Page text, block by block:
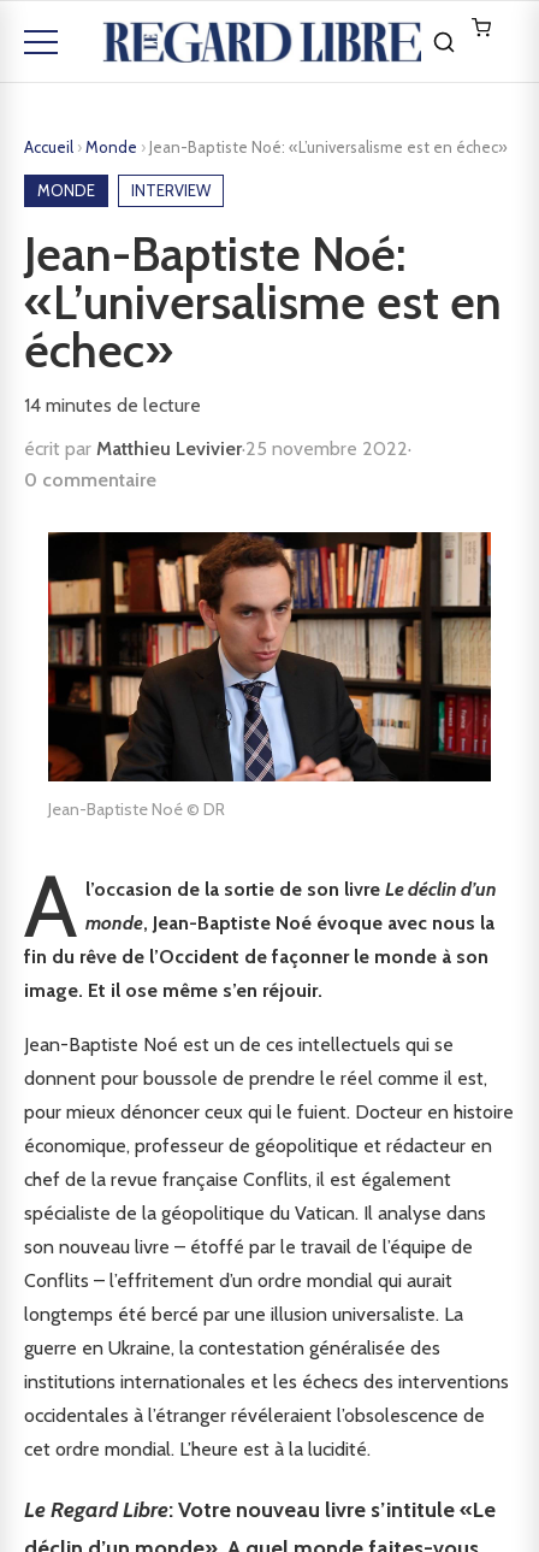
Accueil ›Monde › Jean-Baptiste Noé: «L’universalisme est en échec»
MONDE INTERVIEW
Jean-Baptiste Noé:
«L’universalisme est en
échec»
14 minutes de lecture
écrit par Matthieu Levivier·25 novembre 2022·
0 commentaire
Jean-Baptiste Noé © DR
A l’occasion de la sortie de son livreLe déclin d’un
monde, Jean-Baptiste Noé évoque avec nous la
fin du rêve de l’Occident de façonner le monde à son
image. Et il ose même s’en réjouir.
Jean-Baptiste Noé est un de ces intellectuels qui se
donnent pour boussole de prendre le réel comme il est,
pour mieux dénoncer ceux qui le fuient. Docteur en histoire
économique, professeur de géopolitique et rédacteur en
chef de la revue française Conflits, il est également
spécialiste de la géopolitique du Vatican. Il analyse dans
son nouveau livre – étoffé par le travail de l’équipe de
Conflits – l’effritement d’un ordre mondial qui aurait
longtemps été bercé par une illusion universaliste. La
guerre en Ukraine, la contestation généralisée des
institutions internationales et les échecs des interventions
occidentales à l’étranger révéleraient l’obsolescence de
cet ordre mondial. L’heure est à la lucidité.
Le Regard Libre: Votre nouveau livre s’intitule «Le